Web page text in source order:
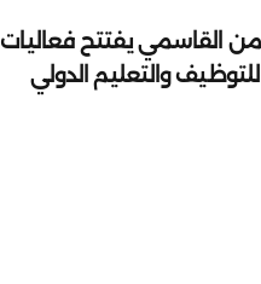
القاسمي يفتتح فعاليات
والتعليم الدولي